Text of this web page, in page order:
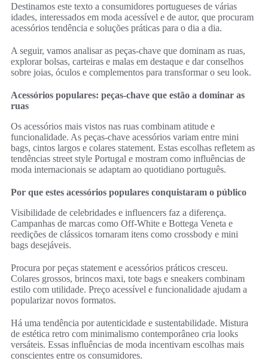
Destinamos este texto a consumidores portugueses de várias
idades, interessados em moda acessível e de autor, que procuram
acessórios tendência e soluções práticas para o dia a dia.
A seguir, vamos analisar as peças‑chave que dominam as ruas,
explorar bolsas, carteiras e malas em destaque e dar conselhos
sobre joias, óculos e complementos para transformar o seu look.
Acessórios populares: peças-chave que estão a dominar as
ruas
Os acessórios mais vistos nas ruas combinam atitude e
funcionalidade. As peças-chave acessórios variam entre mini
bags, cintos largos e colares statement. Estas escolhas refletem as
tendências street style Portugal e mostram como influências de
moda internacionais se adaptam ao quotidiano português.
Por que estes acessórios populares conquistaram o público
Visibilidade de celebridades e influencers faz a diferença.
Campanhas de marcas como Off‑White e Bottega Veneta e
reedições de clássicos tornaram itens como crossbody e mini
bags desejáveis.
Procura por peças statement e acessórios práticos cresceu.
Colares grossos, brincos maxi, tote bags e sneakers combinam
estilo com utilidade. Preço acessível e funcionalidade ajudam a
popularizar novos formatos.
Há uma tendência por autenticidade e sustentabilidade. Mistura
de estética retro com minimalismo contemporâneo cria looks
versáteis. Essas influências de moda incentivam escolhas mais
conscientes entre os consumidores.